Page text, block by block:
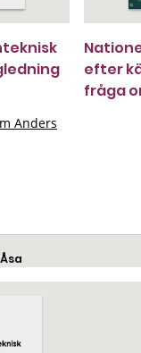
Anders
efter
fråga